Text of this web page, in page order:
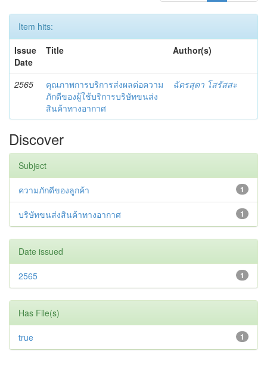
Item hits:
Issue
Date
Title Author(s)
2565
คุณภาพการบริการส่งผลต่อความ
ภักดีของผู้ใช้บริการบริษัทขนส่ง
สินค้าทางอากาศ
ฉัตรสุดา โสรัสสะ
Discover
Subject
1
ความภักดีของลูกค้า
1
บริษัทขนส่งสินค้าทางอากาศ
Date issued
1
2565
Has File(s)
1
true